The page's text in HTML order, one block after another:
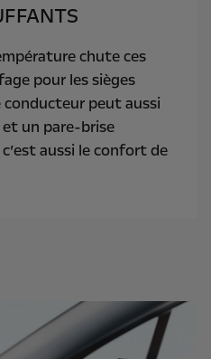
chute ces
pour les sièges
conducteur peut aussi
un pare-brise
aussi le confort de